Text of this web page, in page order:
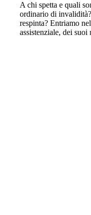
A chi spetta e quali
ordinario di
respinta? Entriamo
assistenziale, dei